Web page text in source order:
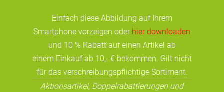
Einfach diese Abbildung auf Ihrem
Smartphone vorzeigen oder hier downloaden
und 10 % Rabatt auf einen Artikel ab
einem Einkauf ab 10,- € bekommen. Gilt nicht
für das verschreibungspflichtige Sortiment.
Aktionsartikel, Doppelrabattierungen und